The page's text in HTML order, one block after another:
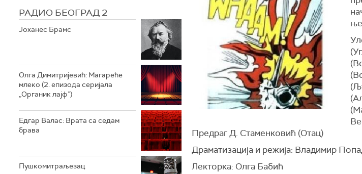
РАДИО БЕОГРАД 2
Јоханес Брамс
Олга Димитријевић: Магареће
млеко (2. епизода серијала
„Органик лајф”)
Едгар Валас: Врата са седам
брава
Пушкомитраљезац
Предраг Д. Стаменковић (Отац)
Драматизација и режија: Владимир
Лекторка: Олга Бабић